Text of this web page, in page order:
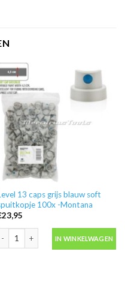
100x -Montana aantal
13 caps grijs blauw soft
100x -Montana
23,95
Level 13 caps grijs blauw soft
IN WINKELWAGEN